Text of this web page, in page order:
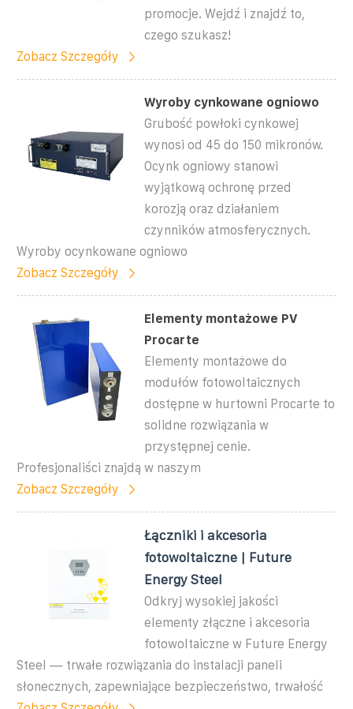
promocje. Wejdź i znajdź to,
czego szukasz!
Zobacz Szczegóły
Wyroby cynkowane ogniowo
Grubość powłoki cynkowej
wynosi od 45 do 150 mikronów.
Ocynk ogniowy stanowi
wyjątkową ochronę przed
korozją oraz działaniem
czynników atmosferycznych.
Wyroby ocynkowane ogniowo
Zobacz Szczegóły
Elementy montażowe PV ️
Procarte
Elementy montażowe do
modułów fotowoltaicznych
dostępne w hurtowni Procarte to
solidne rozwiązania w
przystępnej cenie.
Profesjonaliści znajdą w naszym
Zobacz Szczegóły
Łączniki i akcesoria
fotowoltaiczne | Future
Energy Steel
Odkryj wysokiej jakości
elementy złączne i akcesoria
fotowoltaiczne w Future Energy
Steel — trwałe rozwiązania do instalacji paneli
słonecznych, zapewniające bezpieczeństwo, trwałość